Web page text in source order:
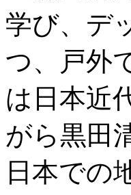
学び、デ
つ、戸外
は日本近
がら黒田
日本での